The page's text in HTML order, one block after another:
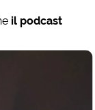
il podcast